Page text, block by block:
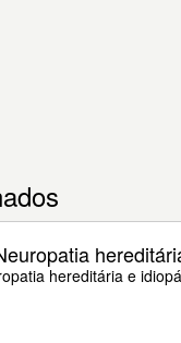
hereditária e